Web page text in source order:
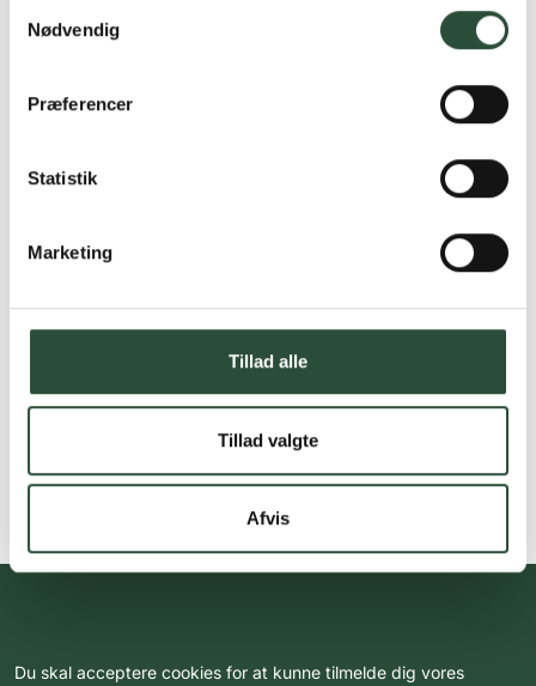
Nødvendig
Præferencer
Statistik
Marketing
Tillad alle
Tillad valgte
Afvis
Du skal acceptere cookies for at kunne tilmelde dig vores